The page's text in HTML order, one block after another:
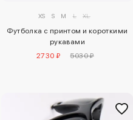
XS S M L XL
Футболка с принтом и короткими
рукавами
2730 ₽
5030 ₽